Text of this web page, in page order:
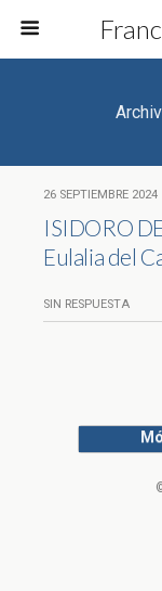
26 SEPTIEMBRE 2024
ISIDORO
Eulalia del
SIN RESPUESTA